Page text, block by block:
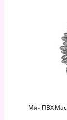
Мяч ПВХ